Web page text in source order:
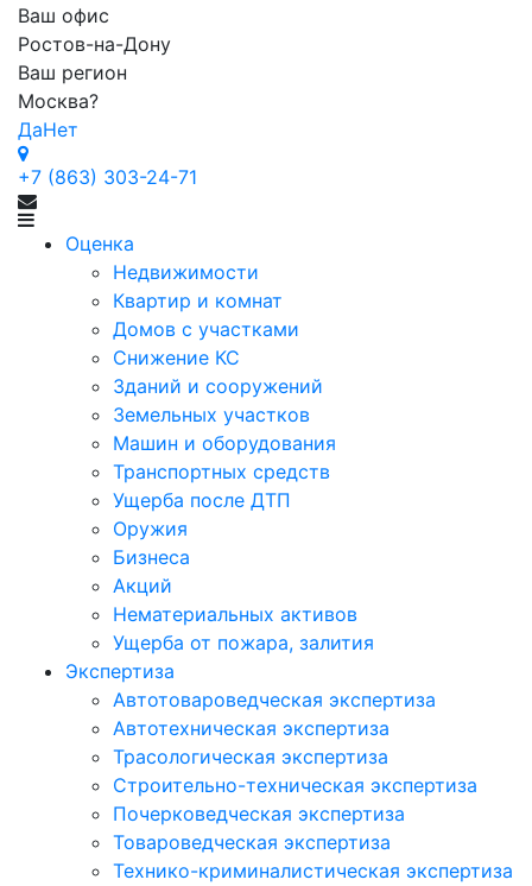
Ваш офис
Ростов-на-Дону
Ваш регион
Москва?
ДаНет
+7 (863) 303-24-71
Оценка
Недвижимости
Квартир и комнат
Домов с участками
Снижение КС
Зданий и сооружений
Земельных участков
Машин и оборудования
Транспортных средств
Ущерба после ДТП
Оружия
Бизнеса
Акций
Нематериальных активов
Ущерба от пожара, залития
Экспертиза
Автотовароведческая экспертиза
Автотехническая экспертиза
Трасологическая экспертиза
Строительно-техническая экспертиза
Почерковедческая экспертиза
Товароведческая экспертиза
Технико-криминалистическая экспертиза